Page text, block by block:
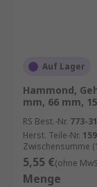
Auf Lager
Hammond,
mm, 66 mm,
RS Best.-Nr. 773-
Herst. Teile-Nr.
Zwischensumme
5,55 €(ohne
Menge